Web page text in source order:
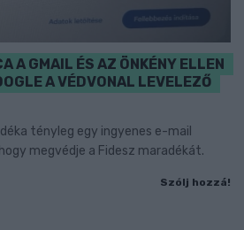
A GMAIL ÉS AZ ÖNKÉNY ELLEN
A VÉDVONAL LEVELEZŐ
tényleg egy ingyenes e-mail
megvédje a Fidesz maradékát.
Szólj hozzá!